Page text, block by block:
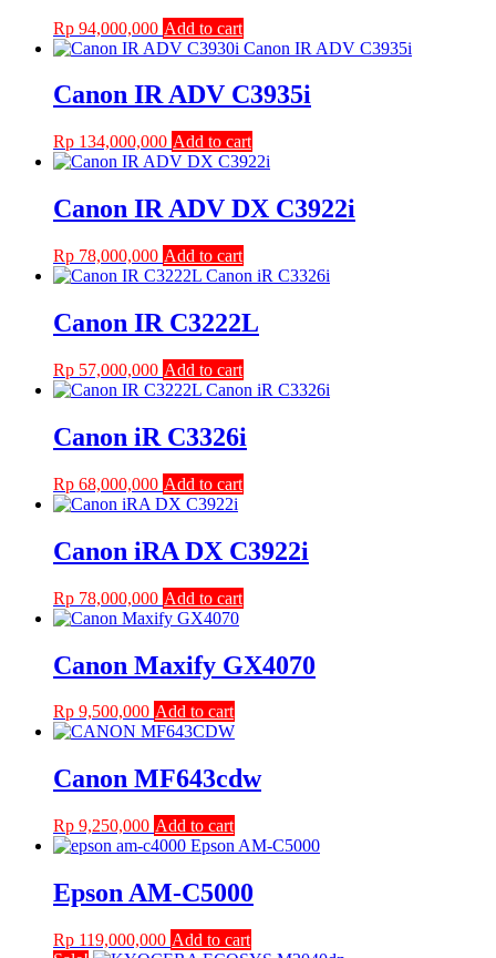
Rp 94,000,000 Add to cart
Canon IR ADV C3935i
Rp 134,000,000 Add to cart
Canon IR ADV DX C3922i
Rp 78,000,000 Add to cart
Canon IR C3222L
Rp 57,000,000 Add to cart
Canon iR C3326i
Rp 68,000,000 Add to cart
Canon iRA DX C3922i
Rp 78,000,000 Add to cart
Canon Maxify GX4070
Rp 9,500,000 Add to cart
Canon MF643cdw
Rp 9,250,000 Add to cart
Epson AM-C5000
Rp 119,000,000 Add to cart